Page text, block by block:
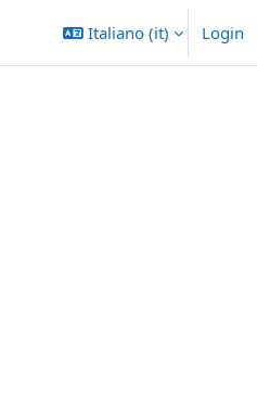
Italiano ‎(it)‎ Login